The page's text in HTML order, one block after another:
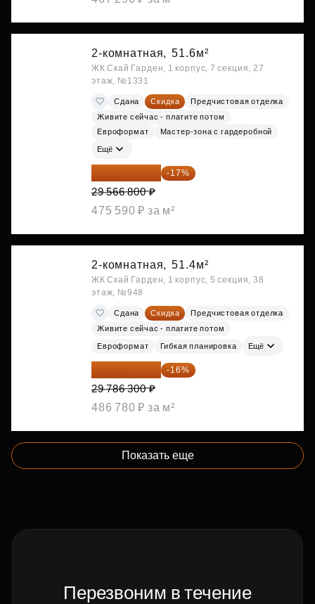
2-комнатная, 51.6м²
ЖК Скай Гарден, 1 корпус, 7 секция, 27
этаж, №1331
Сдана Скидка
Предчистовая отделка
Живите сейчас - платите потом
Евроформат
Мастер-зона с гардеробной
Ещё
24 540 444 ₽ -17%
29 566 800 ₽
475 590 ₽ за м²
2-комнатная, 51.4м²
ЖК Скай Гарден, 1 корпус, 5 секция, 38
этаж, №948
Сдана Скидка
Предчистовая отделка
Живите сейчас - платите потом
Евроформат Гибкая планировка Ещё
25 020 492 ₽ -16%
29 786 300 ₽
486 780 ₽ за м²
Показать еще
Перезвоним в течение